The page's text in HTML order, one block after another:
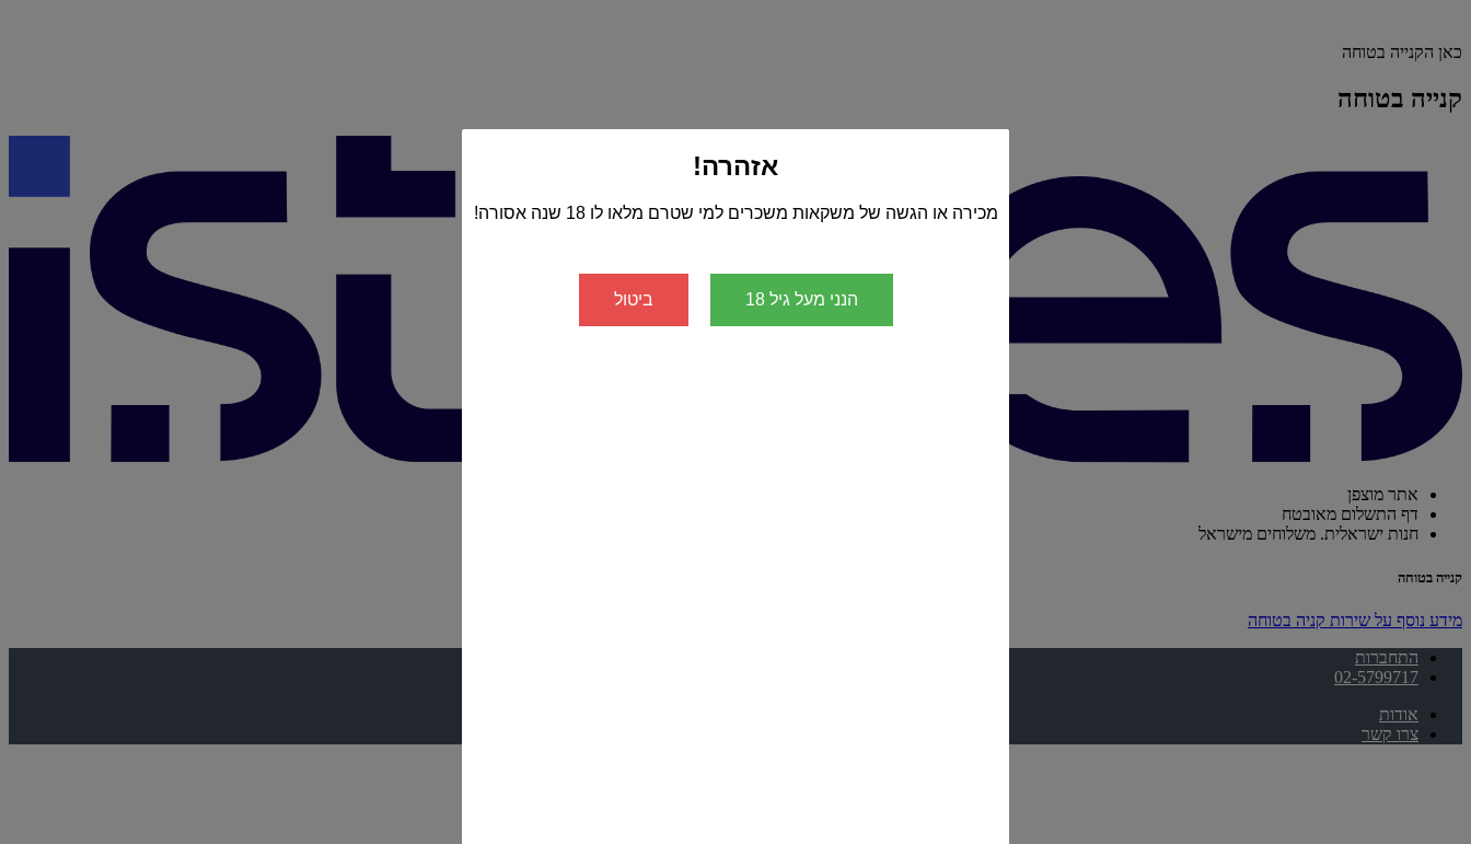
כאן הקנייה בטוחה
קנייה בטוחה
אתר מוצפן
דף התשלום מאובטח
חנות ישראלית. משלוחים מישראל
קנייה בטוחה
מידע נוסף על שירות קניה בטוחה
התחברות
02-5799717
אודות
צרו קשר
אזהרה!
מכירה או הגשה של משקאות משכרים למי שטרם מלאו לו 18 שנה אסורה!
הנני מעל גיל 18 ביטול